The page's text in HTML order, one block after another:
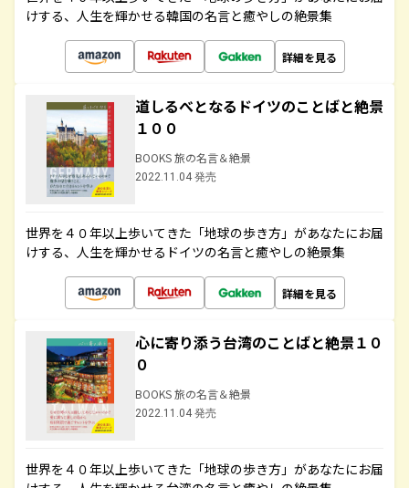
けする、人生を輝かせる韓国の名言と癒やしの絶景集
詳細を見る
道しるべとなるドイツのことばと絶景
１００
BOOKS 旅の名言＆絶景
2022.11.04 発売
世界を４０年以上歩いてきた「地球の歩き方」があなたにお届
けする、人生を輝かせるドイツの名言と癒やしの絶景集
詳細を見る
心に寄り添う台湾のことばと絶景１０
０
BOOKS 旅の名言＆絶景
2022.11.04 発売
世界を４０年以上歩いてきた「地球の歩き方」があなたにお届